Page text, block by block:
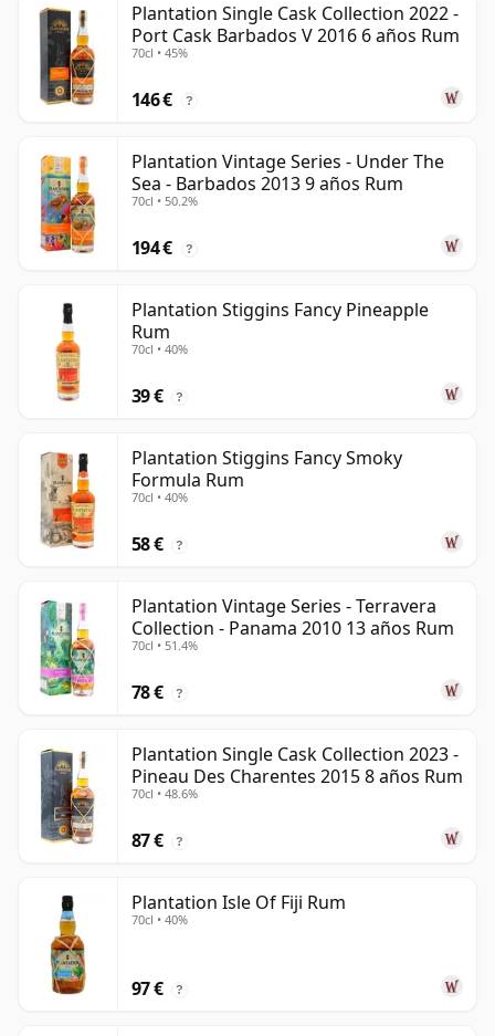
Plantation Single Cask Collection 2022 -
Port Cask Barbados V 2016 6 años Rum
70cl • 45%
146 € ?
Plantation Vintage Series - Under The
Sea - Barbados 2013 9 años Rum
70cl • 50.2%
194 € ?
Plantation Stiggins Fancy Pineapple
Rum
70cl • 40%
39 € ?
Plantation Stiggins Fancy Smoky
Formula Rum
70cl • 40%
58 € ?
Plantation Vintage Series - Terravera
Collection - Panama 2010 13 años Rum
70cl • 51.4%
78 € ?
Plantation Single Cask Collection 2023 -
Pineau Des Charentes 2015 8 años Rum
70cl • 48.6%
87 € ?
Plantation Isle Of Fiji Rum
70cl • 40%
97 € ?